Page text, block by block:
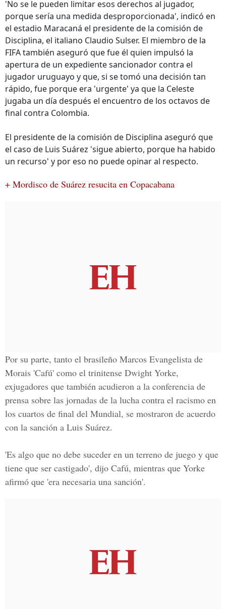
'No se le pueden limitar esos derechos al jugador,
porque sería una medida desproporcionada', indicó en
el estadio Maracaná el presidente de la comisión de
Disciplina, el italiano Claudio Sulser. El miembro de la
FIFA también aseguró que fue él quien impulsó la
apertura de un expediente sancionador contra el
jugador uruguayo y que, si se tomó una decisión tan
rápido, fue porque era 'urgente' ya que la Celeste
jugaba un día después el encuentro de los octavos de
final contra Colombia.
El presidente de la comisión de Disciplina aseguró que
el caso de Luis Suárez 'sigue abierto, porque ha habido
un recurso' y por eso no puede opinar al respecto.
+ Mordisco de Suárez resucita en Copacabana
Por su parte, tanto el brasileño Marcos Evangelista de
Morais 'Cafú' como el trinitense Dwight Yorke,
exjugadores que también acudieron a la conferencia de
prensa sobre las jornadas de la lucha contra el racismo en
los cuartos de final del Mundial, se mostraron de acuerdo
con la sanción a Luis Suárez.
'Es algo que no debe suceder en un terreno de juego y que
tiene que ser castigado', dijo Cafú, mientras que Yorke
afirmó que 'era necesaria una sanción'.